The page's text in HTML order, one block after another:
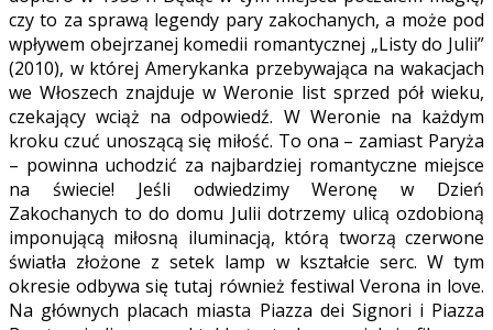
czy to za sprawą legendy pary zakochanych, a może pod
wpływem obejrzanej komedii romantycznej „Listy do Julii”
(2010), w której Amerykanka przebywająca na wakacjach
we Włoszech znajduje w Weronie list sprzed pół wieku,
czekający wciąż na odpowiedź. W Weronie na każdym
kroku czuć unoszącą się miłość. To ona – zamiast Paryża
– powinna uchodzić za najbardziej romantyczne miejsce
na świecie! Jeśli odwiedzimy Weronę w Dzień
Zakochanych to do domu Julii dotrzemy ulicą ozdobioną
imponującą miłosną iluminacją, którą tworzą czerwone
światła złożone z setek lamp w kształcie serc. W tym
okresie odbywa się tutaj również festiwal Verona in love.
Na głównych placach miasta Piazza dei Signori i Piazza